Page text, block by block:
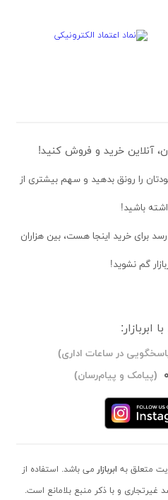
آنلاین خرید و فروش کنید!
را رونق بدهید و سهم بیشتری از
داشته باشید!
برای خرید اینجا هست، بین هزاران
گم نشوید!
ابربازار:
در ساعات اداری)
(پیامک و پیام‌رسان)
متعلق به ابربازار می باشد. استفاده از
و با ذکر منبع بلامانع است.